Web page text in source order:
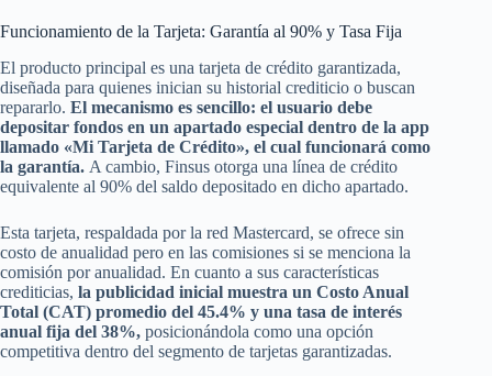
Funcionamiento de la Tarjeta: Garantía al 90% y Tasa Fija
El producto principal es una tarjeta de crédito garantizada,
diseñada para quienes inician su historial crediticio o buscan
repararlo. El mecanismo es sencillo: el usuario debe
depositar fondos en un apartado especial dentro de la app
llamado «Mi Tarjeta de Crédito», el cual funcionará como
la garantía. A cambio, Finsus otorga una línea de crédito
equivalente al 90% del saldo depositado en dicho apartado.
Esta tarjeta, respaldada por la red Mastercard, se ofrece sin
costo de anualidad pero en las comisiones si se menciona la
comisión por anualidad. En cuanto a sus características
crediticias, la publicidad inicial muestra un Costo Anual
Total (CAT) promedio del 45.4% y una tasa de interés
anual fija del 38%, posicionándola como una opción
competitiva dentro del segmento de tarjetas garantizadas.